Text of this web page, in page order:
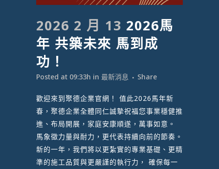
2026 2 月 13 2026馬
年 共築未來 馬到成
功！
Posted at 09:33h in 最新消息 Share
歡迎來到聚德企業官網！ 值此2026馬年新
春，聚德企業全體同仁誠摯祝福您事業穩健推
進、布局開展，家庭安康順遂，萬事如意。
馬象徵力量與耐力，更代表持續向前的節奏。
新的一年，我們將以更紮實的專業基礎、更精
準的施工品質與更嚴謹的執行力， 確保每一